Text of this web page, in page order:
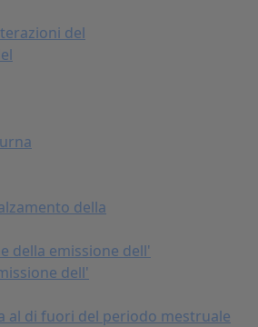
del
della
della emissione dell'
dell'
al di fuori del periodo mestruale